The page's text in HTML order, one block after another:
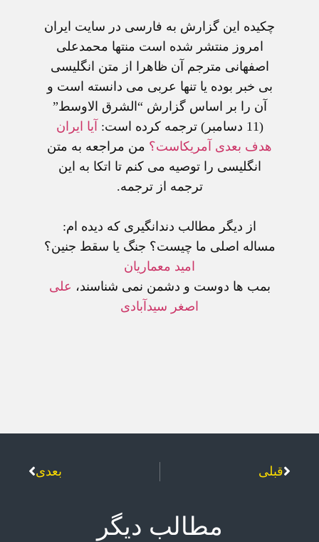
چکيده اين گزارش به فارسی در سايت ايران
امروز منتشر شده است منتها محمدعلی
اصفهانی مترجم آن ظاهرا از متن انگليسی
بی خبر بوده يا تنها عربی می دانسته است و
آن را بر اساس گزارش “الشرق الاوسط”
(11 دسامبر) ترجمه کرده است:
آيا ايران
هدف بعدی آمريکاست؟ من مراجعه به متن
انگليسی را توصيه می کنم تا اتکا به اين
ترجمه از ترجمه.
از ديگر مطالب دندانگيری که ديده ام:
مساله اصلی ما چيست؟ جنگ يا سقط جنين؟
اميد معماريان
بمب ها دوست و دشمن نمی شناسند، علی
اصغر سيدآبادی
قبلی بعدی
مطالب دیگر